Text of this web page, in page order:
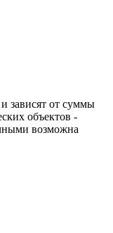
зависят от суммы
объектов -
возможна